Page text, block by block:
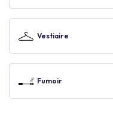
Vestiaire
Fumoir